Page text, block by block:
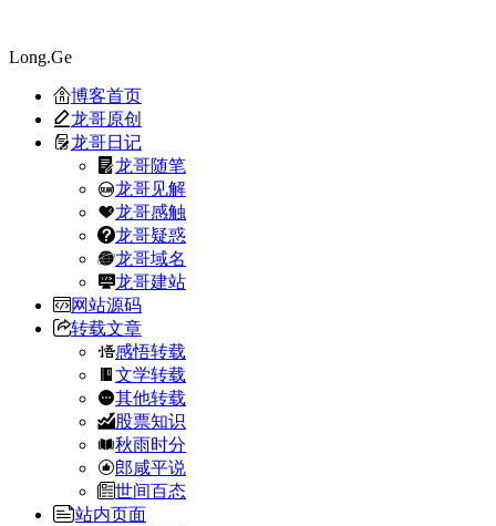
Long.Ge
博客首页
龙哥原创
龙哥日记
龙哥随笔
龙哥见解
龙哥感触
龙哥疑惑
龙哥域名
龙哥建站
网站源码
转载文章
感悟转载
文学转载
其他转载
股票知识
秋雨时分
郎咸平说
世间百态
站内页面